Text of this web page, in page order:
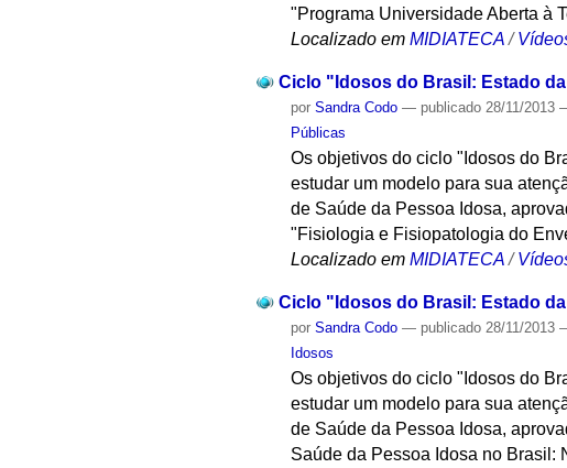
"Programa Universidade Aberta à
Localizado em MIDIATECA /
Ciclo "Idosos do Brasil: Estado
porSandra Codo — publicado 28/11/2013
Públicas
Os objetivos do ciclo "Idosos do
estudar um modelo para sua
de Saúde da Pessoa Idosa,
"Fisiologia e Fisiopatologia do
Localizado em MIDIATECA /
Ciclo "Idosos do Brasil: Estado
porSandra Codo — publicado 28/11/2013
Idosos
Os objetivos do ciclo "Idosos do
estudar um modelo para sua
de Saúde da Pessoa Idosa,
Saúde da Pessoa Idosa no Brasil: